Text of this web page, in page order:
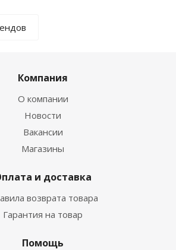
Компания
О компании
Новости
Вакансии
Магазины
и доставка
возврата товара
Гарантия на товар
Помощь